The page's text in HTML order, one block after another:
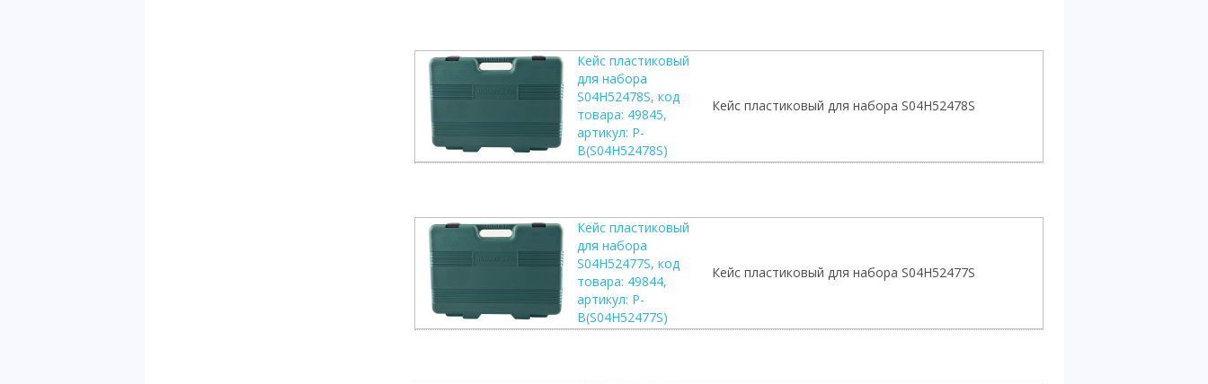
Кейс пластиковый
для набора
S04H52478S, код
товара: 49845,
артикул: P-
B(S04H52478S)
Кейс пластиковый для набора S04H52478S
Кейс пластиковый
для набора
S04H52477S, код
товара: 49844,
артикул: P-
B(S04H52477S)
Кейс пластиковый для набора S04H52477S